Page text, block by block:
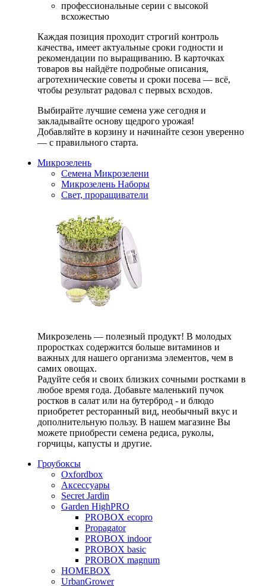
профессиональные серии с высокой
всхожестью
Каждая позиция проходит строгий контроль
качества, имеет актуальные сроки годности и
рекомендации по выращиванию. В карточках
товаров вы найдёте подробные описания,
агротехнические советы и сроки посева — всё,
чтобы результат радовал с первых всходов.
Выбирайте лучшие семена уже сегодня и
закладывайте основу щедрого урожая!
Добавляйте в корзину и начинайте сезон уверенно
— с правильного старта.
Микрозелень
Семена Микрозелени
Микрозелень Наборы
Свет, проращиватели
Микрозелень — полезный продукт! В молодых
проростках содержится больше витаминов и
важных для нашего организма элементов, чем в
самих овощах.
Радуйте себя и своих близких сочными ростками в
любое время года. Добавьте маленький пучок
ростков в салат или на бутерброд - и блюдо
приобретет ресторанный вид, необычный вкус и
дополнительную пользу. В нашем магазине Вы
можете приобрести семена редиса, руколы,
горчицы, капусты и другие.
Гроубоксы
Oxfordbox
Аксессуары
Secret Jardin
Garden HighPRO
PROBOX ecopro
Propagator
PROBOX indoor
PROBOX basic
PROBOX magnum
HOMEBOX
UrbanGrower